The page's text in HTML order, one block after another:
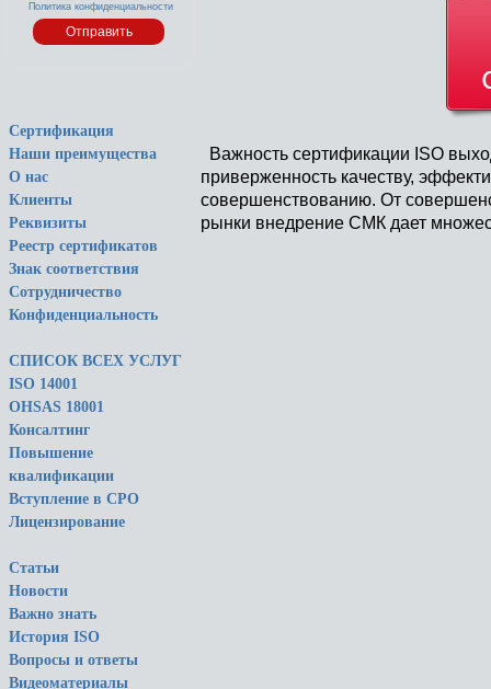
Политика конфиденциальности
Сертификация
Наши преимущества
О нас
Клиенты
Реквизиты
Реестр сертификатов
Знак соответствия
Сотрудничество
Конфиденциальность
СПИСОК ВСЕХ УСЛУГ
ISO 14001
OHSAS 18001
Консалтинг
Повышение
квалификации
Вступление в СРО
Лицензирование
Статьи
Новости
Важно знать
История ISO
Вопросы и ответы
Видеоматериалы
Важность сертификации ISO
приверженность качеству,
совершенствованию. От
рынки внедрение СМК дает